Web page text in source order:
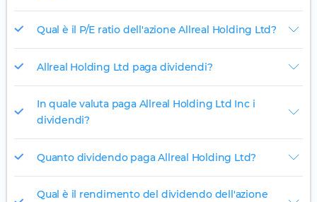
Qual è il P/E ratio dell'azione Allreal Holding Ltd?
Allreal Holding Ltd paga dividendi?
In quale valuta paga Allreal Holding Ltd Inc i
dividendi?
Quanto dividendo paga Allreal Holding Ltd?
Qual è il rendimento del dividendo dell'azione